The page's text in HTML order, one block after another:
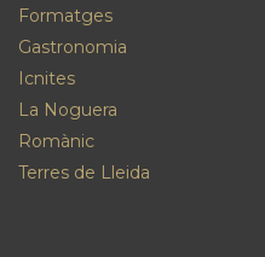
Formatges
Gastronomia
Icnites
La Noguera
Romànic
Terres de Lleida